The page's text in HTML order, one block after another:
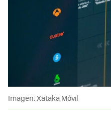
Imagen: Xataka Móvil